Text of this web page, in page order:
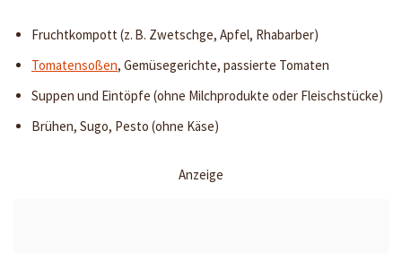
Fruchtkompott (z. B. Zwetschge, Apfel, Rhabarber)
Tomatensoßen, Gemüsegerichte, passierte Tomaten
Suppen und Eintöpfe (ohne Milchprodukte oder Fleischstücke)
Brühen, Sugo, Pesto (ohne Käse)
Anzeige